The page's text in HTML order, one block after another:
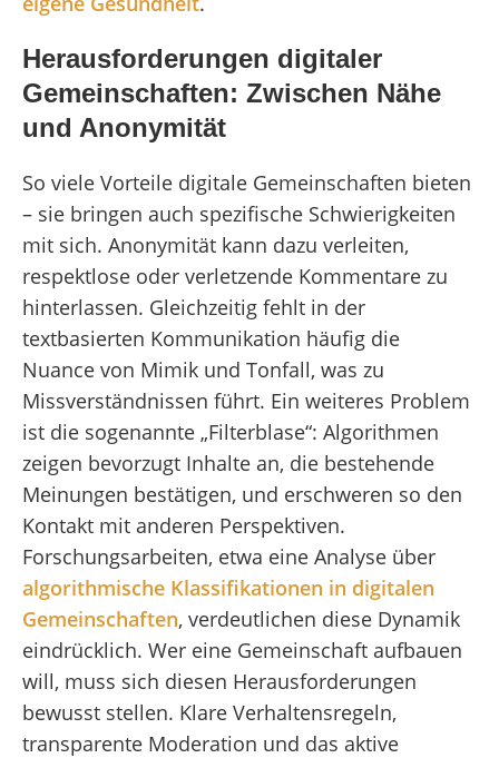
Herausforderungen digitaler
Gemeinschaften: Zwischen Nähe
und Anonymität
So viele Vorteile digitale Gemeinschaften bieten
– sie bringen auch spezifische Schwierigkeiten
mit sich. Anonymität kann dazu verleiten,
respektlose oder verletzende Kommentare zu
hinterlassen. Gleichzeitig fehlt in der
textbasierten Kommunikation häufig die
Nuance von Mimik und Tonfall, was zu
Missverständnissen führt. Ein weiteres Problem
ist die sogenannte „Filterblase“: Algorithmen
zeigen bevorzugt Inhalte an, die bestehende
Meinungen bestätigen, und erschweren so den
Kontakt mit anderen Perspektiven.
Forschungsarbeiten, etwa eine Analyse über
algorithmische Klassifikationen in digitalen
Gemeinschaften, verdeutlichen diese Dynamik
eindrücklich. Wer eine Gemeinschaft aufbauen
will, muss sich diesen Herausforderungen
bewusst stellen. Klare Verhaltensregeln,
transparente Moderation und das aktive